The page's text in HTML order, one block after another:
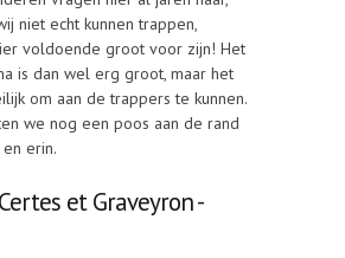
niet echt kunnen trappen,
voldoende groot voor zijn! Het
is dan wel erg groot, maar het
om aan de trappers te kunnen.
we nog een poos aan de rand
erin.
et Graveyron -